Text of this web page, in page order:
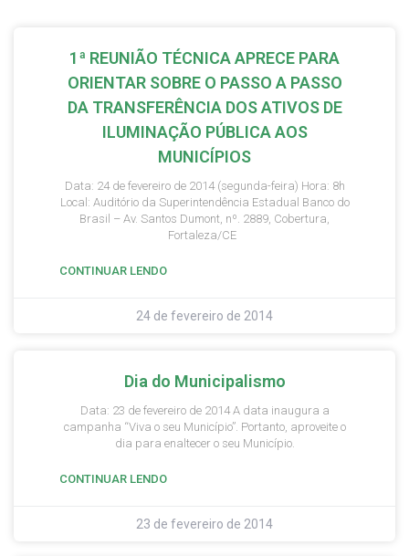
1ª REUNIÃO TÉCNICA APRECE PARA
ORIENTAR SOBRE O PASSO A PASSO
DA TRANSFERÊNCIA DOS ATIVOS DE
ILUMINAÇÃO PÚBLICA AOS
MUNICÍPIOS
Data: 24 de fevereiro de 2014 (segunda-feira) Hora: 8h
Local: Auditório da Superintendência Estadual Banco do
Brasil – Av. Santos Dumont, nº. 2889, Cobertura,
Fortaleza/CE
CONTINUAR LENDO
24 de fevereiro de 2014
Dia do Municipalismo
Data: 23 de fevereiro de 2014 A data inaugura a
campanha “Viva o seu Município”. Portanto, aproveite o
dia para enaltecer o seu Município.
CONTINUAR LENDO
23 de fevereiro de 2014